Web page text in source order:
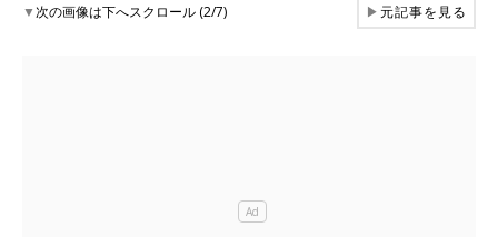
▼次の画像は下へスクロール (2/7) ▶元記事を見る